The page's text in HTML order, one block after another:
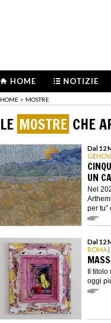
HOME NOTIZIE
HOME > MOSTRE
LE MOSTRE CHE
Dal 12
UN
Nel
per tu”
Dal 12
ROMA
Il titolo
oggi